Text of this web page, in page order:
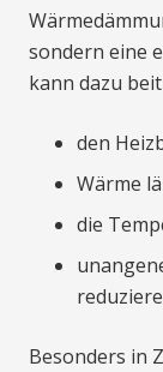
sondern eine
kann dazu
den
Wärme
die
Besonders in